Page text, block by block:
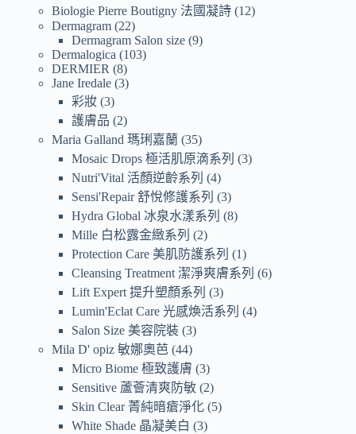
Biologie Pierre Boutigny 法國凝詩 12
Dermagram 22
Dermagram Salon size 9
Dermalogica
103
DERMIER
8
Jane Iredale 3
彩妝 3
護膚品
2
Maria Galland 瑪琍嘉蘭 35
Mosaic Drops 極活肌原滴系列
3
Nutri'Vital 活顏逆齡系列
4
Sensi'Repair 舒悅修護系列
3
Hydra Global 冰泉水漾系列
8
Mille 白松露金緻系列
2
Protection Care 美肌防護系列
1
Cleansing Treatment 潔淨爽膚系列
6
Lift Expert 提升塑顏系列
3
Lumin'Eclat Care 光感煥活系列
4
Salon Size 美容院裝 3
Mila D' opiz 敏娜奧芭 44
Micro Biome 極致護膚 3
Sensitive 蘆薈清爽防敏 2
Skin Clear 菁純暗瘡淨化 5
White Shade 晶凝美白
3